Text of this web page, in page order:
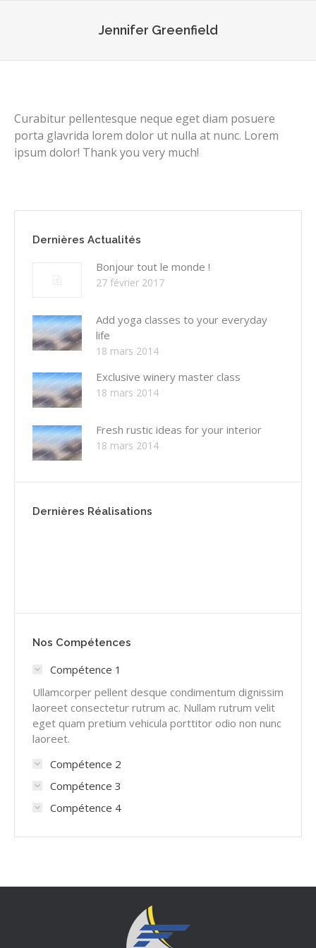
Jennifer Greenfield
Curabitur pellentesque neque eget diam posuere
porta glavrida lorem dolor ut nulla at nunc. Lorem
ipsum dolor! Thank you very much!
Dernières Actualités
Bonjour tout le monde !
27 février 2017
Add yoga classes to your everyday
life
18 mars 2014
Exclusive winery master class
18 mars 2014
Fresh rustic ideas for your interior
18 mars 2014
Dernières Réalisations
Nos Compétences
Compétence 1
Ullamcorper pellent desque condimentum dignissim
laoreet consectetur rutrum ac. Nullam rutrum velit
eget quam pretium vehicula porttitor odio non nunc
laoreet.
Compétence 2
Compétence 3
Compétence 4